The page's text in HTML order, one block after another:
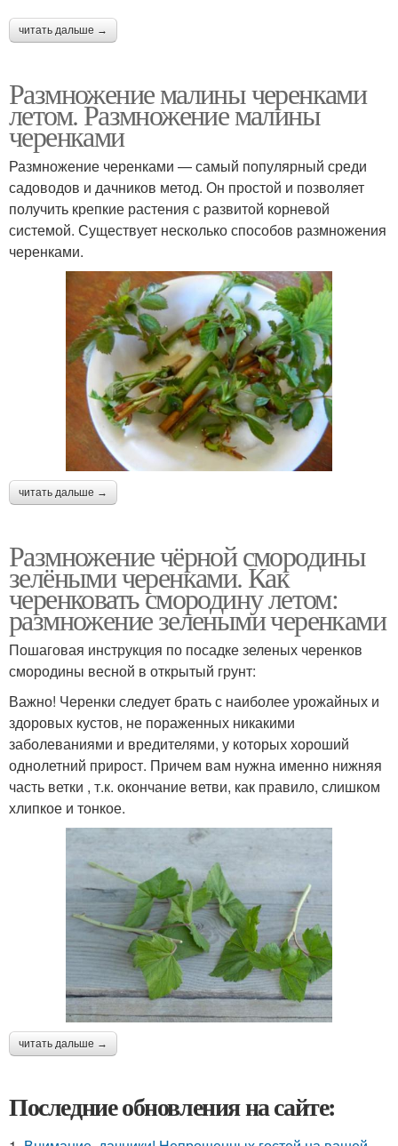
читать дальше →
Размножение малины черенками
летом. Размножение малины
черенками
Размножение черенками — самый популярный среди
садоводов и дачников метод. Он простой и позволяет
получить крепкие растения с развитой корневой
системой. Существует несколько способов размножения
черенками.
читать дальше →
Размножение чёрной смородины
зелёными черенками. Как
черенковать смородину летом:
размножение зелеными черенками
Пошаговая инструкция по посадке зеленых черенков
смородины весной в открытый грунт:
Важно! Черенки следует брать с наиболее урожайных и
здоровых кустов, не пораженных никакими
заболеваниями и вредителями, у которых хороший
однолетний прирост. Причем вам нужна именно нижняя
часть ветки , т.к. окончание ветви, как правило, слишком
хлипкое и тонкое.
читать дальше →
Последние обновления на сайте: